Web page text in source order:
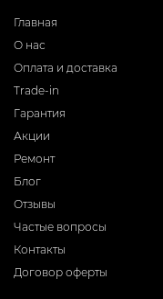
Главная
О нас
Оплата и доставка
Trade-in
Гарантия
Акции
Ремонт
Блог
Отзывы
Частые вопросы
Контакты
Договор оферты